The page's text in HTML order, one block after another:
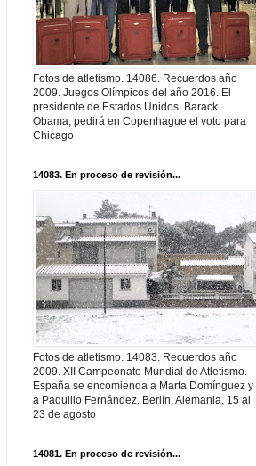
Fotos de atletismo. 14086. Recuerdos año
2009. Juegos Olímpicos del año 2016. El
presidente de Estados Unidos, Barack
Obama, pedirá en Copenhague el voto para
Chicago
14083. En proceso de revisión...
Fotos de atletismo. 14083. Recuerdos año
2009. XII Campeonato Mundial de Atletismo.
España se encomienda a Marta Domínguez y
a Paquillo Fernández. Berlín, Alemania, 15 al
23 de agosto
14081. En proceso de revisión...